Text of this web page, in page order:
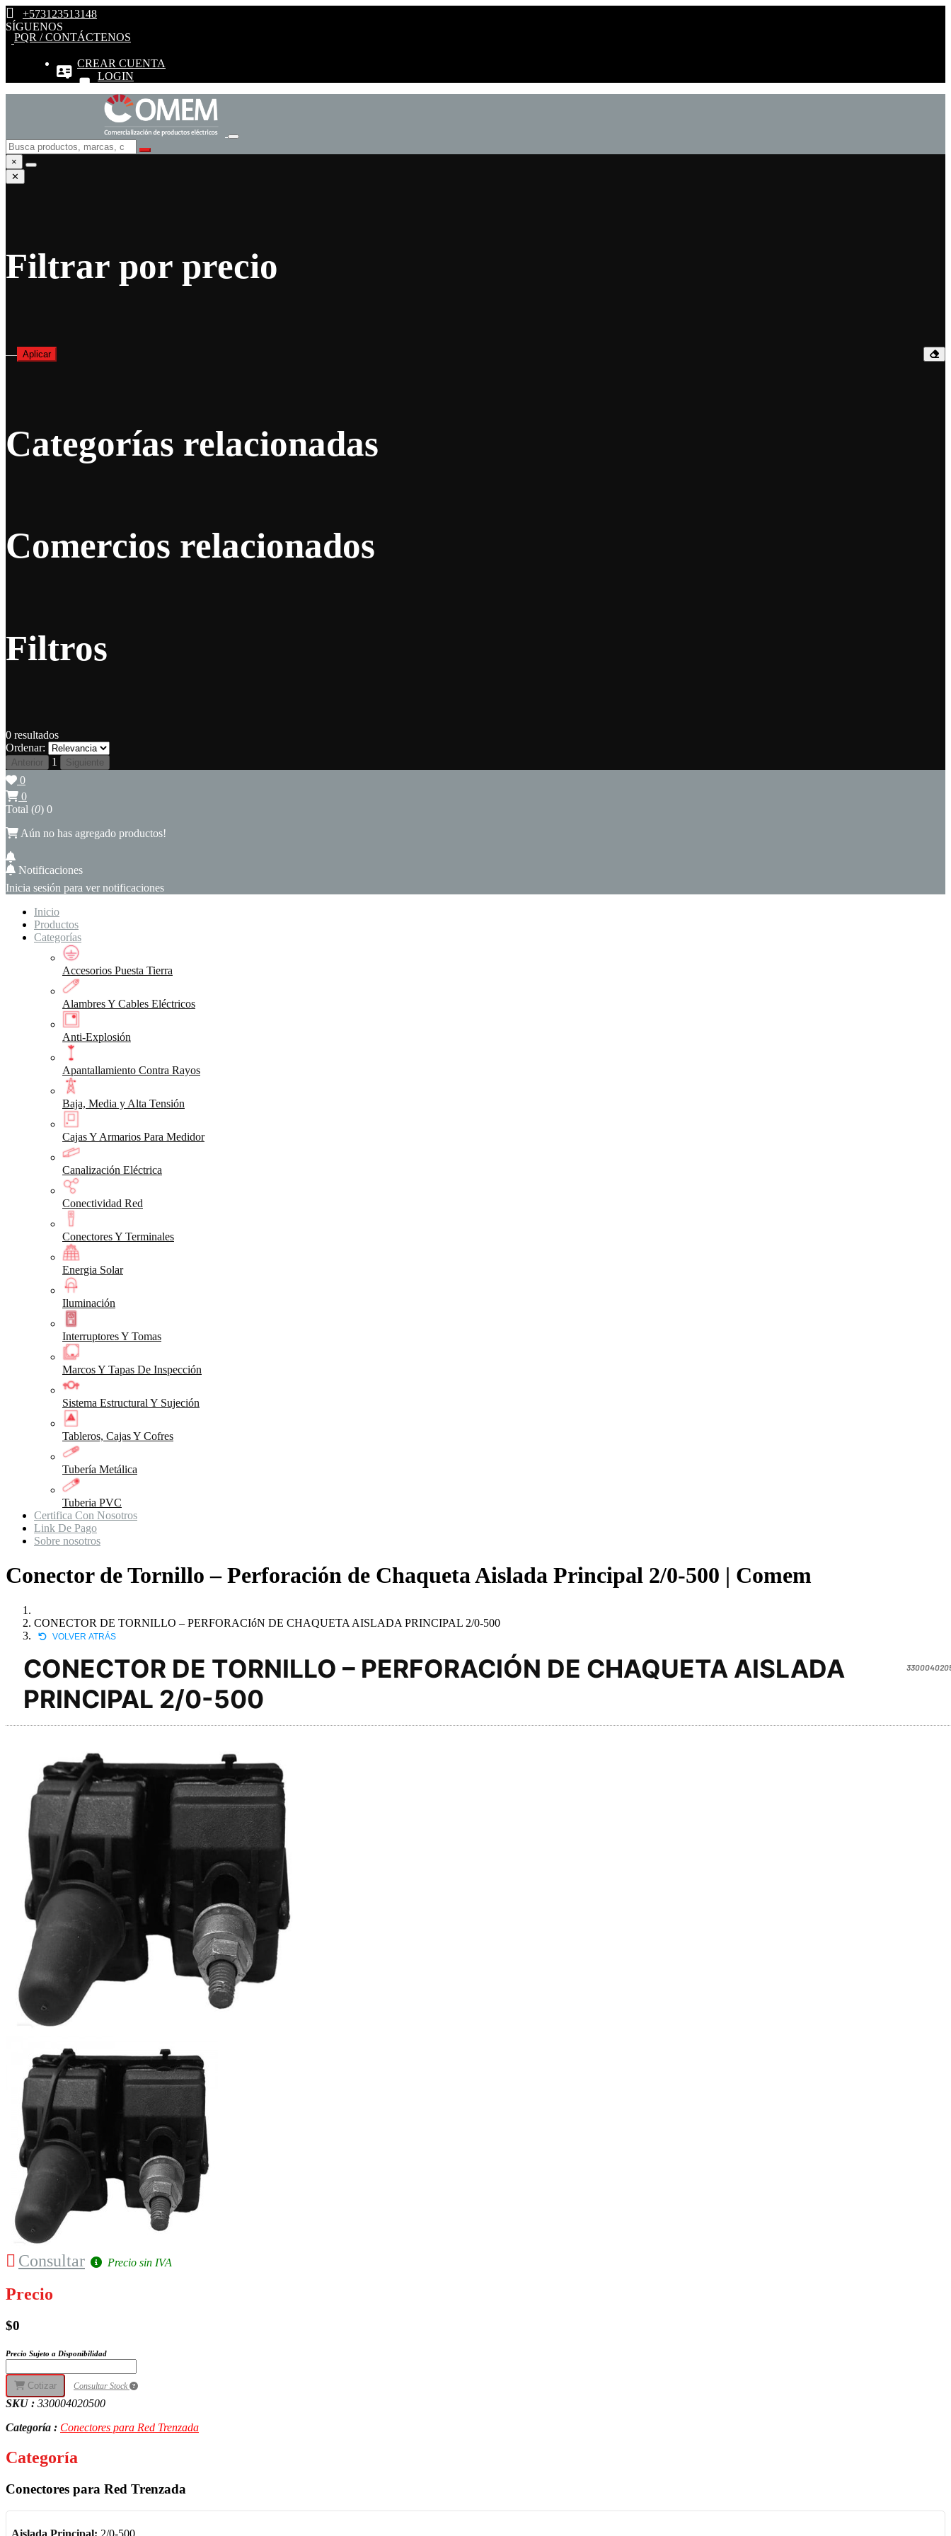
+573123513148
SÍGUENOS
PQR / CONTÁCTENOS
CREAR CUENTA
LOGIN
×
✕
Filtrar por precio
— Aplicar
Categorías relacionadas
Comercios relacionados
Filtros
0 resultados
Ordenar:
Anterior 1 Siguiente
0
0
Total (0) 0
Aún no has agregado productos!
Notificaciones
Inicia sesión para ver notificaciones
Inicio
Productos
Categorías
Accesorios Puesta Tierra
Alambres Y Cables Eléctricos
Anti-Explosión
Apantallamiento Contra Rayos
Baja, Media y Alta Tensión
Cajas Y Armarios Para Medidor
Canalización Eléctrica
Conectividad Red
Conectores Y Terminales
Energia Solar
Iluminación
Interruptores Y Tomas
Marcos Y Tapas De Inspección
Sistema Estructural Y Sujeción
Tableros, Cajas Y Cofres
Tubería Metálica
Tuberia PVC
Certifica Con Nosotros
Link De Pago
Sobre nosotros
Conector de Tornillo – Perforación de Chaqueta Aislada Principal 2/0-500 | Comem
CONECTOR DE TORNILLO – PERFORACIóN DE CHAQUETA AISLADA PRINCIPAL 2/0-500
VOLVER ATRÁS
CONECTOR DE TORNILLO – PERFORACIÓN DE CHAQUETA AISLADA
PRINCIPAL 2/0-500
Consultar Precio sin IVA
Precio
$0
Precio Sujeto a Disponibilidad
Cotizar Consultar Stock
SKU : 330004020500
Categoría : Conectores para Red Trenzada
Categoría
Conectores para Red Trenzada
Aislada Principal: 2/0-500